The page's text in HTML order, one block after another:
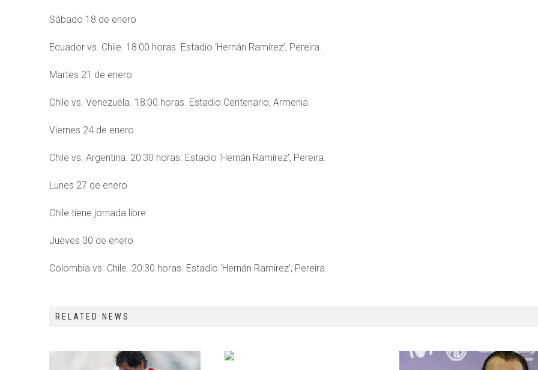
Sábado 18 de enero
Ecuador vs. Chile. 18:00 horas. Estadio ‘Hernán Ramírez’, Pereira.
Martes 21 de enero
Chile vs. Venezuela. 18:00 horas. Estadio Centenario, Armenia.
Viernes 24 de enero
Chile vs. Argentina. 20:30 horas. Estadio ‘Hernán Ramírez’, Pereira.
Lunes 27 de enero
Chile tiene jornada libre
Jueves 30 de enero
Colombia vs. Chile. 20:30 horas. Estadio ‘Hernán Ramírez’, Pereira.
RELATED NEWS